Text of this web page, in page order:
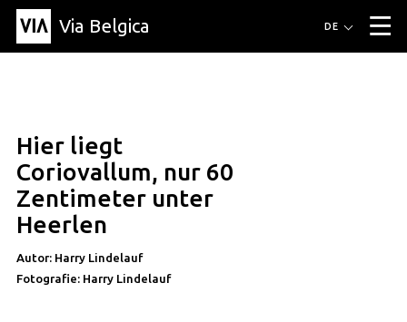
Via Belgica ▼
Über Via Belgica
Forschung
Ausbildung
Freunde
Der Reiseführer
Organisation
DE
Hier liegt
Coriovallum, nur 60
Zentimeter unter
Heerlen
Autor: Harry Lindelauf
Fotografie: Harry Lindelauf